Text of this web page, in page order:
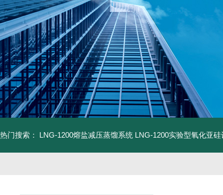
热门搜索： LNG-1200熔盐减压蒸馏系统 LNG-1200实验型氧化亚硅